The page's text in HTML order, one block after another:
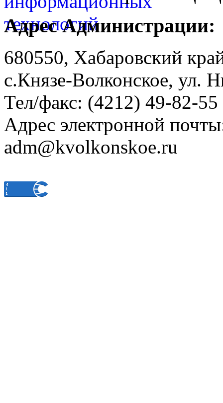
Адрес Администрации:
680550, Хабаровский
с.Князе-Волконское, ул.
Тел/факс: (4212) 49-82-55
Адрес электронной
adm@kvolkonskoe.ru